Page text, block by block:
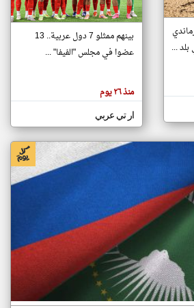
تغيير الدولة
اخبار جزر القمر على مدار الساعة
أهم اخبار جزر القمر العاجلة والمباشرة
...
بينهم ممثلو 7 دول عربية.. 13
عضوا في مجلس "الفيفا" ...
منذ ٢٦ يوم
ار تي عربي
klyoum.com